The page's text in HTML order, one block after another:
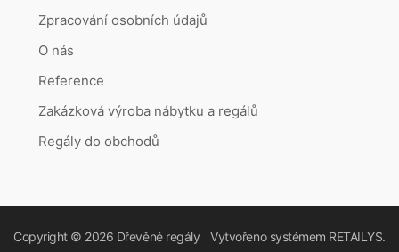
Zpracování osobních údajů
O nás
Reference
Zakázková výroba nábytku a regálů
Regály do obchodů
Copyright © 2026 Dřevěné regály Vytvořeno systémem RETAILYS.